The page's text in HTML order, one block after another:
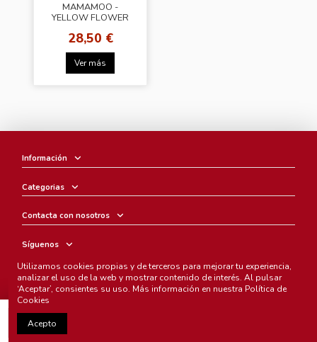
MAMAMOO -
YELLOW FLOWER
28,50 €
Ver más
Información
Categorias
Contacta con nosotros
Síguenos
Boletín
Chunichi Comics
Utilizamos cookies propias y de terceros para mejorar tu experiencia,
analizar el uso de la web y mostrar contenido de interés. Al pulsar
‘Aceptar’, consientes su uso. Más información en nuestra Política de
Cookies
Acepto